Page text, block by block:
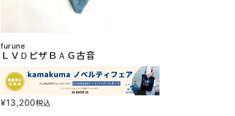
furune
ＬＶＤピザＢＡＧ古音
¥13,200税込